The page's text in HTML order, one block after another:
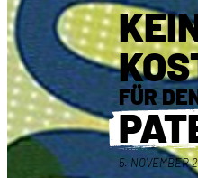
FÜR
5. NOVEMBER